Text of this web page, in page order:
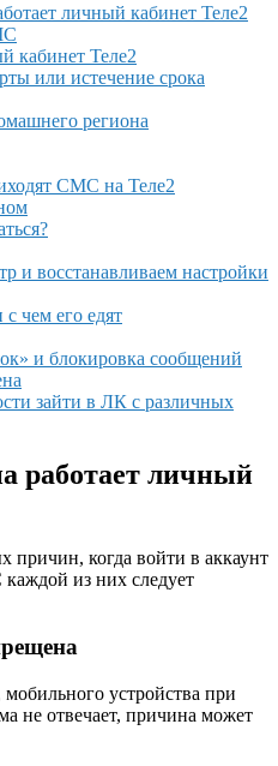
личный кабинет Теле2
кабинет Теле2
или истечение срока
региона
СМС на Теле2
и восстанавливаем настройки
чем его едят
и блокировка сообщений
зайти в ЛК с различных
работает личный
причин, когда войти в аккаунт
из них следует
устройства при
не отвечает, причина может